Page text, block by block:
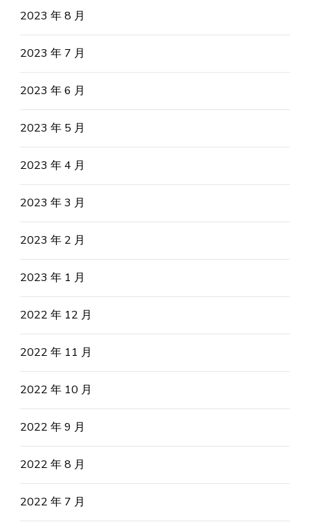
2023 年 8 月
2023 年 7 月
2023 年 6 月
2023 年 5 月
2023 年 4 月
2023 年 3 月
2023 年 2 月
2023 年 1 月
2022 年 12 月
2022 年 11 月
2022 年 10 月
2022 年 9 月
2022 年 8 月
2022 年 7 月